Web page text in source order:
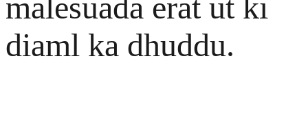
diaml ka dhuddu.